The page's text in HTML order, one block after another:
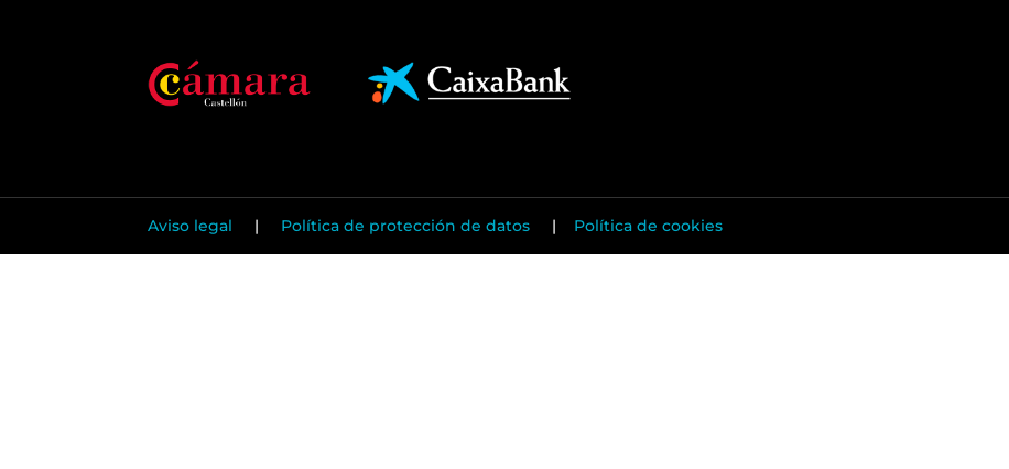
Aviso legal | Política de protección de datos | Política de cookies